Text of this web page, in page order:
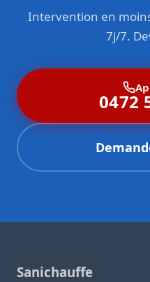
Intervention en
7j/7.
0472
Sanichauffe